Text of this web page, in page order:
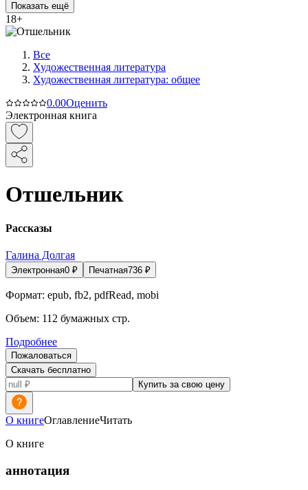
Показать ещё
18+
Все
Художественная литература
Художественная литература: общее
0.00Оценить
Электронная книга
Отшельник
Рассказы
Галина Долгая
Электронная0 ₽ Печатная736 ₽
Формат: epub, fb2, pdfRead, mobi
Объем: 112 бумажных стр.
Подробнее
Пожаловаться
Скачать бесплатно
Купить за свою цену
О книгеОглавлениеЧитать
О книге
аннотация